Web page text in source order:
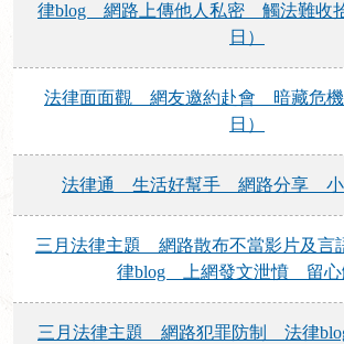
律blog 網路上傳他人私密 觸法難收
日）
法律面面觀 網友邀約赴會 暗藏危機
日）
法律通 生活好幫手 網路分享 小
三月法律主題 網路散布不當影片及
律blog 上網發文泄憤 留心
三月法律主題 網路犯罪防制 法律